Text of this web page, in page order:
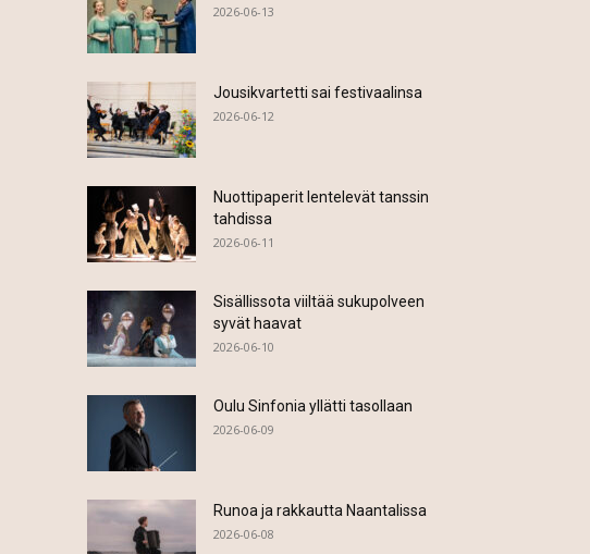
2026-06-13
Jousikvartetti sai festivaalinsa
2026-06-12
Nuottipaperit lentelevät tanssin
tahdissa
2026-06-11
Sisällissota viiltää sukupolveen
syvät haavat
2026-06-10
Oulu Sinfonia yllätti tasollaan
2026-06-09
Runoa ja rakkautta Naantalissa
2026-06-08